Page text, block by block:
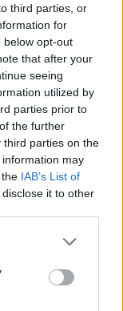
third parties, or
for
below opt-out
that after your
seeing
utilized by
parties prior to
the further
third parties on the
information may
IAB’s List of
it to other